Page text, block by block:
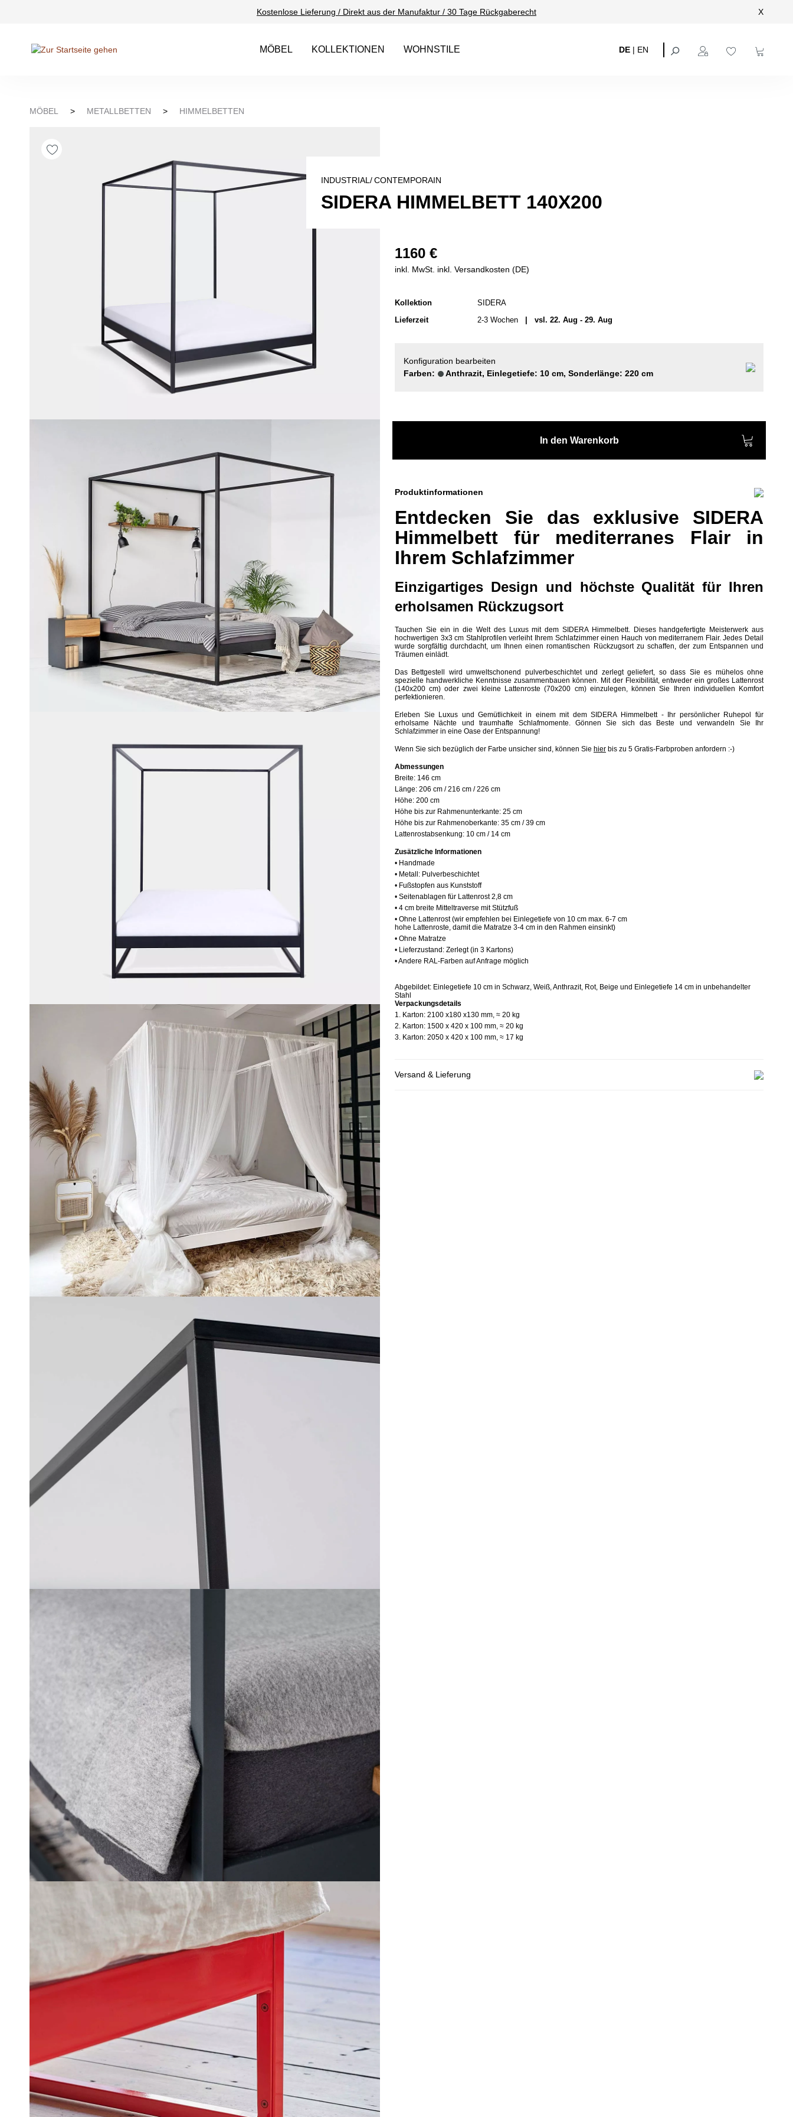
Kostenlose Lieferung / Direkt aus der Manufaktur / 30 Tage Rückgaberecht X
MÖBEL KOLLEKTIONEN WOHNSTILE DE | EN
MÖBEL > METALLBETTEN > HIMMELBETTEN
INDUSTRIAL/CONTEMPORAIN
SIDERA HIMMELBETT 140X200
1160 €
inkl. MwSt. inkl. Versandkosten (DE)
Kollektion
SIDERA
Lieferzeit
2-3 Wochen | vsl. 22. Aug - 29. Aug
Konfiguration bearbeiten
Farben:
Anthrazit, Einlegetiefe: 10 cm, Sonderlänge: 220 cm
In den Warenkorb
Produktinformationen
Entdecken Sie das exklusive SIDERA
Himmelbett für mediterranes Flair in
Ihrem Schlafzimmer
Einzigartiges Design und höchste Qualität für Ihren
erholsamen Rückzugsort
Tauchen Sie ein in die Welt des Luxus mit dem SIDERA Himmelbett. Dieses handgefertigte Meisterwerk aus
hochwertigen 3x3 cm Stahlprofilen verleiht Ihrem Schlafzimmer einen Hauch von mediterranem Flair. Jedes Detail
wurde sorgfältig durchdacht, um Ihnen einen romantischen Rückzugsort zu schaffen, der zum Entspannen und
Träumen einlädt.
Das Bettgestell wird umweltschonend pulverbeschichtet und zerlegt geliefert, so dass Sie es mühelos ohne
spezielle handwerkliche Kenntnisse zusammenbauen können. Mit der Flexibilität, entweder ein großes Lattenrost
(140x200 cm) oder zwei kleine Lattenroste (70x200 cm) einzulegen, können Sie Ihren individuellen Komfort
perfektionieren.
Erleben Sie Luxus und Gemütlichkeit in einem mit dem SIDERA Himmelbett - Ihr persönlicher Ruhepol für
erholsame Nächte und traumhafte Schlafmomente. Gönnen Sie sich das Beste und verwandeln Sie Ihr
Schlafzimmer in eine Oase der Entspannung!
Wenn Sie sich bezüglich der Farbe unsicher sind, können Sie hier bis zu 5 Gratis-Farbproben anfordern :-)
Abmessungen
Breite: 146 cm
Länge: 206 cm / 216 cm / 226 cm
Höhe: 200 cm
Höhe bis zur Rahmenunterkante: 25 cm
Höhe bis zur Rahmenoberkante: 35 cm /39 cm
Lattenrostabsenkung: 10 cm / 14 cm
Zusätzliche Informationen
• Handmade
• Metall: Pulverbeschichtet
• Fußstopfen aus Kunststoff
• Seitenablagen für Lattenrost 2,8 cm
• 4 cm breite Mitteltraverse mit Stützfuß
• Ohne Lattenrost (wir empfehlen bei Einlegetiefe von 10 cm max. 6-7 cm
hohe Lattenroste, damit die Matratze 3-4 cm in den Rahmen einsinkt)
• Ohne Matratze
• Lieferzustand: Zerlegt (in 3 Kartons)
• Andere RAL-Farben auf Anfrage möglich
Abgebildet: Einlegetiefe 10 cm in Schwarz, Weiß, Anthrazit, Rot, Beige und Einlegetiefe 14 cm in unbehandelter
Stahl
Verpackungsdetails
1. Karton: 2100 x180 x130 mm, ≈ 20 kg
2. Karton: 1500 x 420 x 100 mm, ≈ 20 kg
3. Karton: 2050 x 420 x 100 mm, ≈ 17 kg
Versand & Lieferung